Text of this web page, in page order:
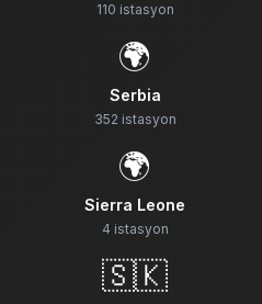
110 istasyon
🌍
Serbia
352 istasyon
🌍
Sierra Leone
4 istasyon
🇸🇰